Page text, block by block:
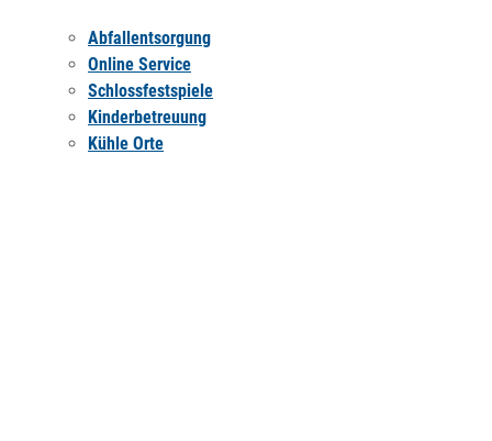
Abfallentsorgung
Online Service
Schlossfestspiele
Kinderbetreuung
Kühle Orte